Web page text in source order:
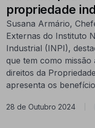
propriedade
Susana Armário,
Externas do Instituto
Industrial (INPI),
que tem como
direitos da
apresenta os
28 de Outubro 2024